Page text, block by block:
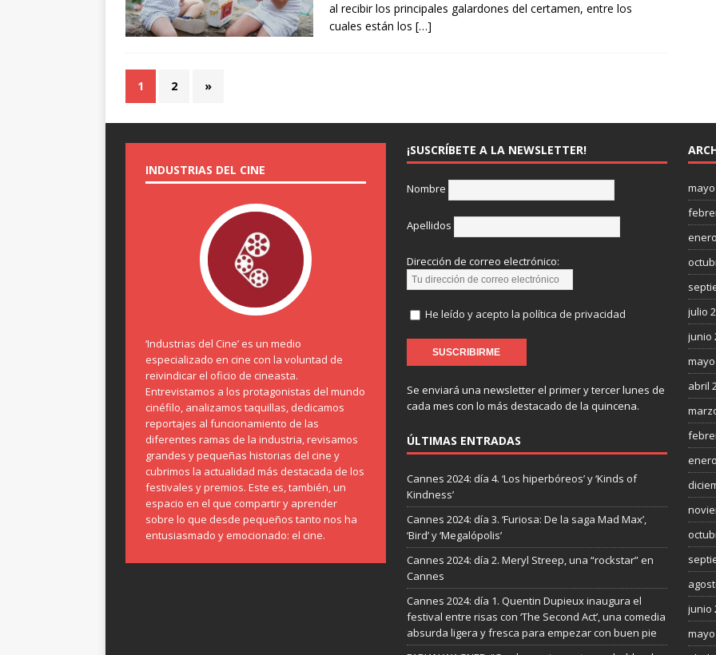
al recibir los principales galardones del certamen, entre los
cuales están los […]
1 2 »
INDUSTRIAS DEL CINE
‘Industrias del Cine’ es un medio
especializado en cine con la voluntad de
reivindicar el oficio de cineasta.
Entrevistamos a los protagonistas del mundo
cinéfilo, analizamos taquillas, dedicamos
reportajes al funcionamiento de las
diferentes ramas de la industria, revisamos
grandes y pequeñas historias del cine y
cubrimos la actualidad más destacada de los
festivales y premios. Este es, también, un
espacio en el que compartir y aprender
sobre lo que desde pequeños tanto nos ha
entusiasmado y emocionado: el cine.
¡SUSCRÍBETE A LA NEWSLETTER!
Nombre
Apellidos
Dirección de correo electrónico:
He leído y acepto la política de privacidad
Se enviará una newsletter el primer y tercer lunes de
cada mes con lo más destacado de la quincena.
ÚLTIMAS ENTRADAS
Cannes 2024: día 4. ‘Los hiperbóreos’ y ‘Kinds of
Kindness’
Cannes 2024: día 3. ‘Furiosa: De la saga Mad Max’,
‘Bird’ y ‘Megalópolis’
Cannes 2024: día 2. Meryl Streep, una “rockstar” en
Cannes
Cannes 2024: día 1. Quentin Dupieux inaugura el
festival entre risas con ‘The Second Act’, una comedia
absurda ligera y fresca para empezar con buen pie
julio
junio
abril
junio